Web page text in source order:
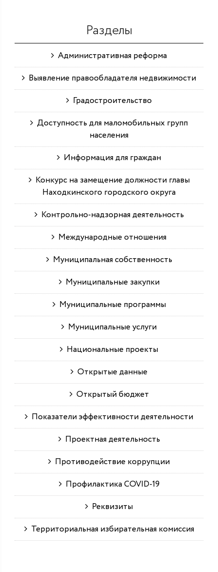
Разделы
Административная реформа
Выявление правообладателя недвижимости
Градостроительство
Доступность для маломобильных групп
населения
Информация для граждан
Конкурс на замещение должности главы
Находкинского городского округа
Контрольно-надзорная деятельность
Международные отношения
Муниципальная собственность
Муниципальные закупки
Муниципальные программы
Муниципальные услуги
Национальные проекты
Открытые данные
Открытый бюджет
Показатели эффективности деятельности
Проектная деятельность
Противодействие коррупции
Профилактика COVID-19
Реквизиты
Территориальная избирательная комиссия